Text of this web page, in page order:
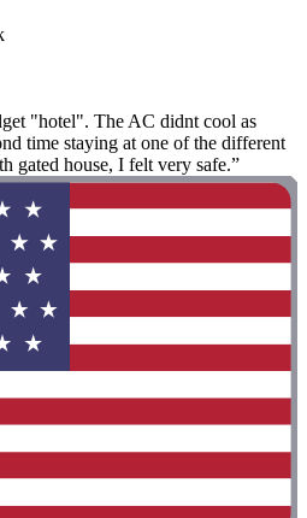
"hotel". The AC didnt cool as
time staying at one of the different
gated house, I felt very safe.”